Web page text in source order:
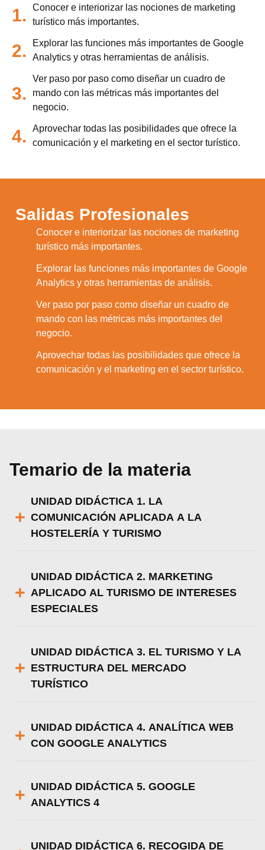
1.
Conocer e interiorizar las nociones de marketing
turístico más importantes.
2.
Explorar las funciones más importantes de Google
Analytics y otras herramientas de análisis.
3.
Ver paso por paso como diseñar un cuadro de
mando con las métricas más importantes del
negocio.
4.
Aprovechar todas las posibilidades que ofrece la
comunicación y el marketing en el sector turístico.
Salidas Profesionales
Conocer e interiorizar las nociones de marketing
turístico más importantes.
Explorar las funciones más importantes de Google
Analytics y otras herramientas de análisis.
Ver paso por paso como diseñar un cuadro de
mando con las métricas más importantes del
negocio.
Aprovechar todas las posibilidades que ofrece la
comunicación y el marketing en el sector turístico.
Temario de la materia
UNIDAD DIDÁCTICA 1. LA
COMUNICACIÓN APLICADA A LA
HOSTELERÍA Y TURISMO
UNIDAD DIDÁCTICA 2. MARKETING
APLICADO AL TURISMO DE INTERESES
ESPECIALES
UNIDAD DIDÁCTICA 3. EL TURISMO Y LA
ESTRUCTURA DEL MERCADO
TURÍSTICO
UNIDAD DIDÁCTICA 4. ANALÍTICA WEB
CON GOOGLE ANALYTICS
UNIDAD DIDÁCTICA 5. GOOGLE
ANALYTICS 4
UNIDAD DIDÁCTICA 6. RECOGIDA DE